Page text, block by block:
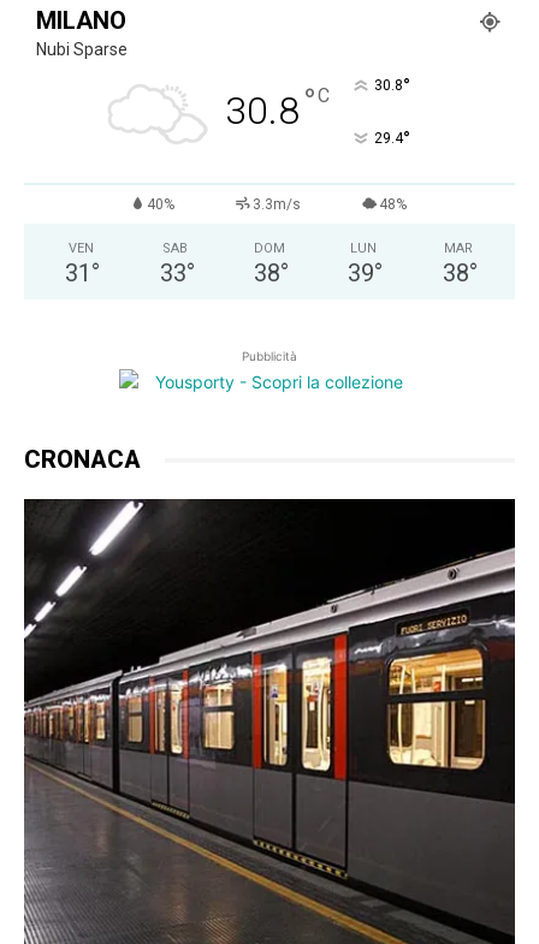
MILANO
Nubi Sparse
30.8°C 30.8°
29.4°
40% 3.3m/s 48%
VEN
31 °
SAB
33°
DOM
38°
LUN
39°
MAR
38°
Pubblicità
CRONACA